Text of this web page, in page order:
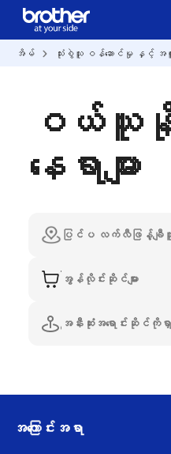
အိမ် သုံးစွဲသူ ဝန်ဆောင်မှု နှင့်
ဝယ်ယူနို
နေရာများ
ပြင်ပ လက်လီဖြန့်ချီသူမ
အွန်လိုင်းဆိုင်များ
အနီးဆုံးအရောင်းဆိုင်ကို
အကြောင်းအရာ